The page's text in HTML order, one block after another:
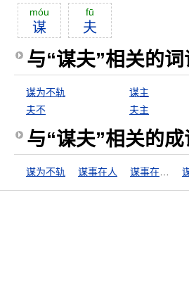
móu
谋
fū
夫
与“谋夫”相关的词
谋为不轨 谋主
夫不
夫主
与“谋夫”相关的成
谋为不轨 谋事在人